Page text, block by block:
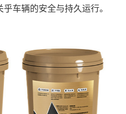
车辆的安全与持久运行。